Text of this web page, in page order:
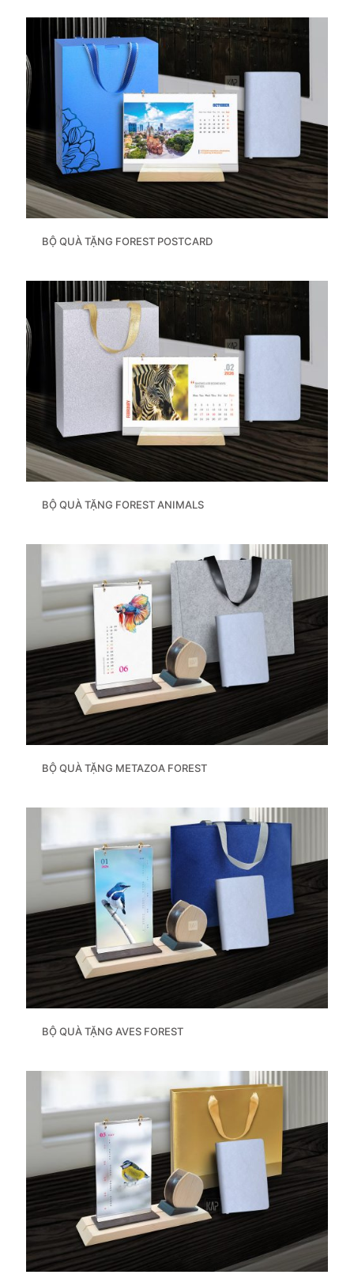
BỘ QUÀ TẶNG FOREST POSTCARD
BỘ QUÀ TẶNG FOREST ANIMALS
BỘ QUÀ TẶNG METAZOA FOREST
BỘ QUÀ TẶNG AVES FOREST